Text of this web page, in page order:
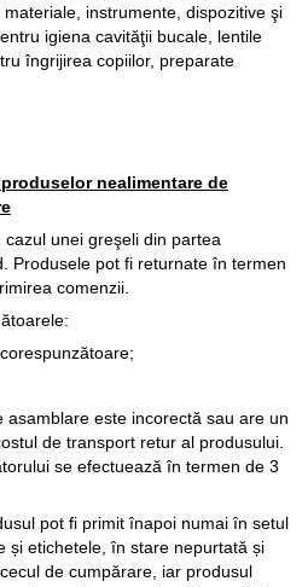
instrumente, dispozitive şi
igiena cavităţii bucale, lentile
îngrijirea copiilor, preparate
nealimentare de
unei greşeli din partea
Produsele pot fi returnate în termen
comenzii.
este incorectă sau are un
de transport retur al produsului.
se efectuează în termen de 3
pot fi primit înapoi numai în setul
și etichetele, în stare nepurtată și
de cumpărare, iar produsul